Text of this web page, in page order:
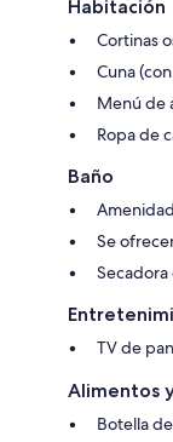
Habitación
Cortinas
Cuna
Menú de
Ropa de
Baño
Se
TV de
Alimentos
Botella